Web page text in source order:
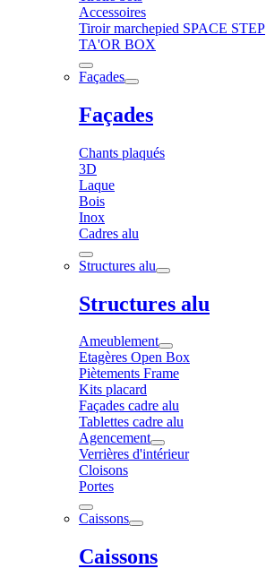
Accessoires
Tiroir marchepied SPACE STEP
TA'OR BOX
Façades
Façades
Chants plaqués
3D
Laque
Bois
Inox
Cadres alu
Structures alu
Structures alu
Ameublement
Etagères Open Box
Piètements Frame
Kits placard
Façades cadre alu
Tablettes cadre alu
Agencement
Verrières d'intérieur
Cloisons
Portes
Caissons
Caissons